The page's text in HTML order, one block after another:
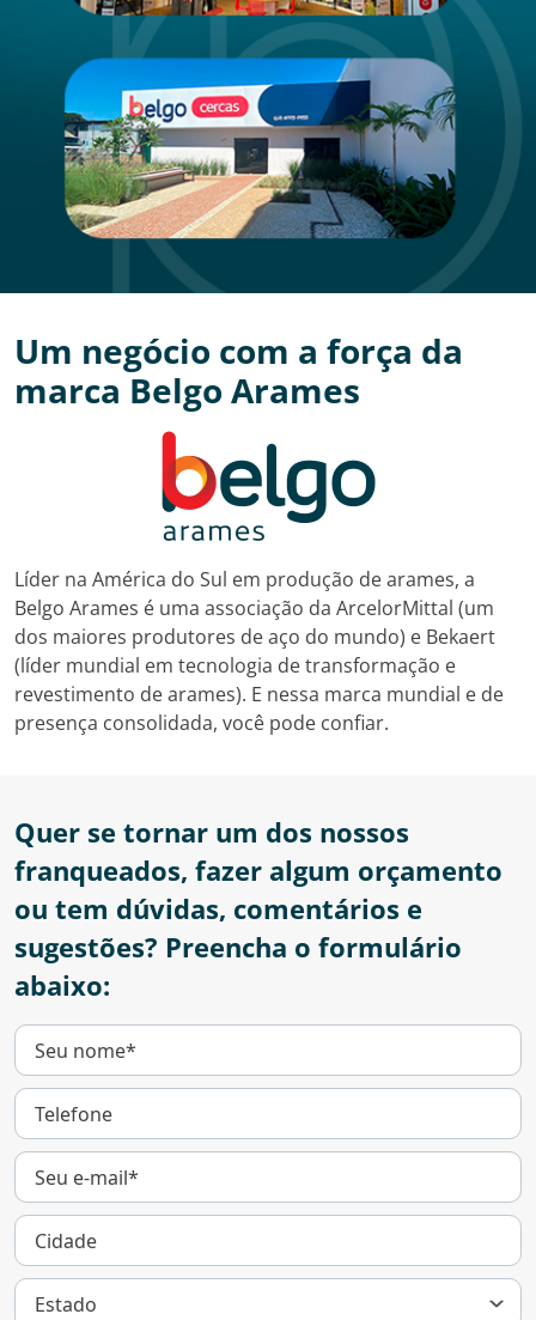
Um negócio com a força da
marca Belgo Arames
Líder na América do Sul em produção de arames, a
Belgo Arames é uma associação da ArcelorMittal (um
dos maiores produtores de aço do mundo) e Bekaert
(líder mundial em tecnologia de transformação e
revestimento de arames). E nessa marca mundial e de
presença consolidada, você pode confiar.
Quer se tornar um dos nossos
franqueados, fazer algum orçamento
ou tem dúvidas, comentários e
sugestões? Preencha o formulário
abaixo: